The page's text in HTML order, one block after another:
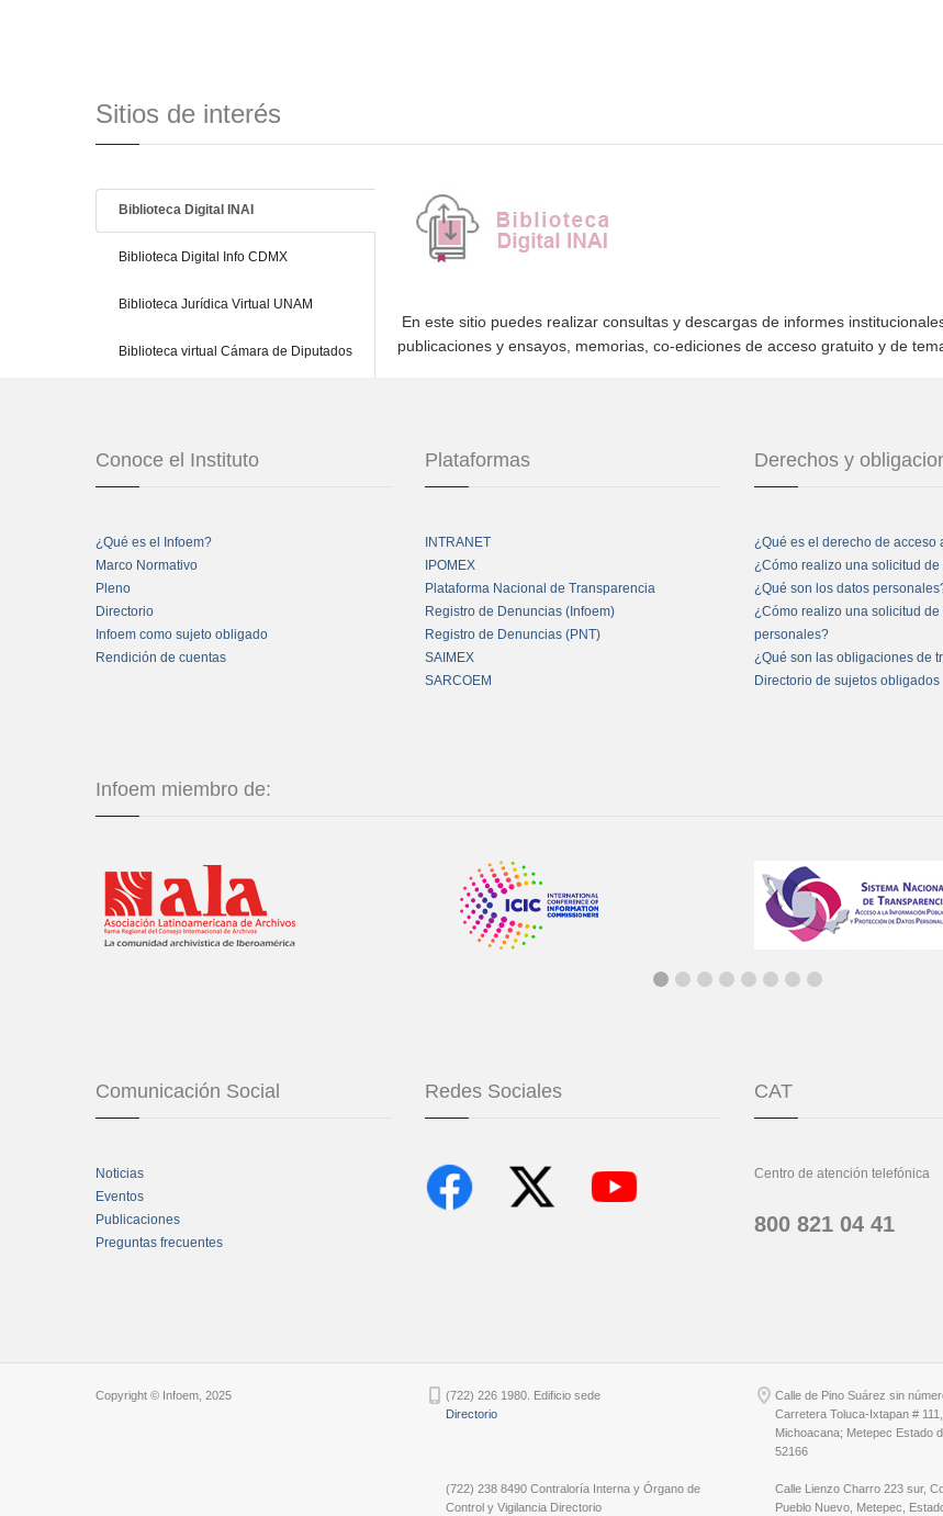
Sitios de interés
Biblioteca Digital INAI
Biblioteca Digital Info CDMX
Biblioteca Jurídica Virtual UNAM
Biblioteca virtual Cámara de Diputados
En este sitio puedes realizar consultas y descargas de informes
publicaciones y ensayos, memorias, co-ediciones de acceso gratuito y de
Conoce el Instituto
¿Qué es el Infoem?
Marco Normativo
Pleno
Directorio
Infoem como sujeto obligado
Rendición de cuentas
Plataformas
INTRANET
IPOMEX
Plataforma Nacional de Transparencia
Registro de Denuncias (Infoem)
Registro de Denuncias (PNT)
SAIMEX
SARCOEM
Derechos y
¿Qué es el derecho de acceso
¿Cómo realizo una solicitud
¿Qué son los datos
¿Cómo realizo una solicitud de
personales?
¿Qué son las obligaciones de
Directorio de sujetos obligados
Infoem miembro de:
Comunicación Social
Noticias
Eventos
Publicaciones
Preguntas frecuentes
Redes Sociales CAT
Centro de atención telefónica
800 821 04 41
Copyright © Infoem, 2025
(722) 226 1980. Edificio sede
Directorio
(722) 238 8490 Contraloría Interna y Órgano de
Control y Vigilancia Directorio
Calle de Pino Suárez sin
Carretera Toluca-Ixtapan #
Michoacana; Metepec Estado
52166
Calle Lienzo Charro 223 sur,
Pueblo Nuevo, Metepec,